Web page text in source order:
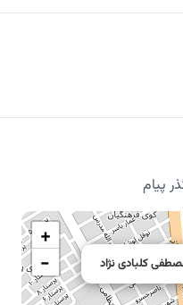
پیام
کلبادی نژاد
+
−